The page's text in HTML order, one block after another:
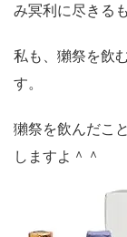
み冥利に尽きるも
私も、獺祭を飲
す。
獺祭を飲んだこ
しますよ＾＾